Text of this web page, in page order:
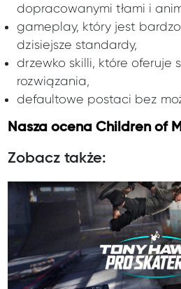
dopracowanymi tłami i
gameplay, który jest
dzisiejsze standardy,
drzewko skilli, które oferuje
rozwiązania,
defaultowe postaci bez
Nasza ocena Children of
Zobacz także: